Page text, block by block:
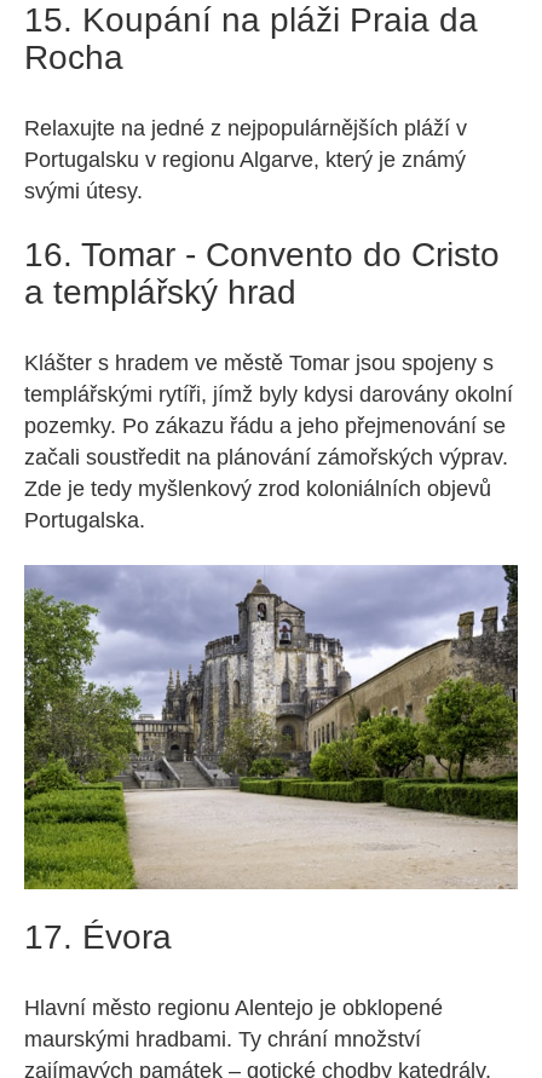
15. Koupání na pláži Praia da
Rocha
Relaxujte na jedné z nejpopulárnějších pláží v
Portugalsku v regionu Algarve, který je známý
svými útesy.
16. Tomar - Convento do Cristo
a templářský hrad
Klášter s hradem ve městě Tomar jsou spojeny s
templářskými rytíři, jímž byly kdysi darovány okolní
pozemky. Po zákazu řádu a jeho přejmenování se
začali soustředit na plánování zámořských výprav.
Zde je tedy myšlenkový zrod koloniálních objevů
Portugalska.
17. Évora
Hlavní město regionu Alentejo je obklopené
maurskými hradbami. Ty chrání množství
zajímavých památek – gotické chodby katedrály,